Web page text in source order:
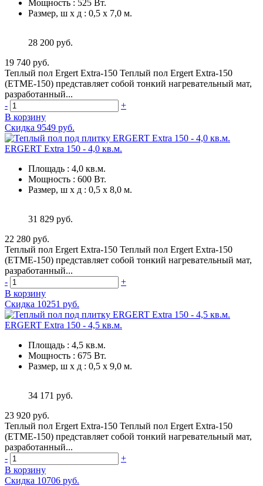
Мощность : 525 Вт.
Размер, ш х д : 0,5 х 7,0 м.
28 200 руб.
19 740 руб.
Теплый пол Ergert Extra-150 Теплый пол Ergert Extra-150
(ETME-150) представляет собой тонкий нагревательный мат,
разработанный...
-
+
В корзину
Скидка 9549 руб.
ERGERT Extra 150 - 4,0 кв.м.
Площадь : 4,0 кв.м.
Мощность : 600 Вт.
Размер, ш х д : 0,5 х 8,0 м.
31 829 руб.
22 280 руб.
Теплый пол Ergert Extra-150 Теплый пол Ergert Extra-150
(ETME-150) представляет собой тонкий нагревательный мат,
разработанный...
-
+
В корзину
Скидка 10251 руб.
ERGERT Extra 150 - 4,5 кв.м.
Площадь : 4,5 кв.м.
Мощность : 675 Вт.
Размер, ш х д : 0,5 х 9,0 м.
34 171 руб.
23 920 руб.
Теплый пол Ergert Extra-150 Теплый пол Ergert Extra-150
(ETME-150) представляет собой тонкий нагревательный мат,
разработанный...
-
+
В корзину
Скидка 10706 руб.